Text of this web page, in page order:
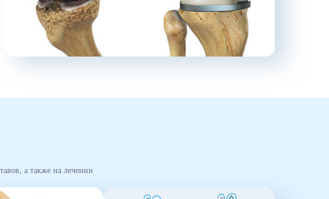
а также на лечении